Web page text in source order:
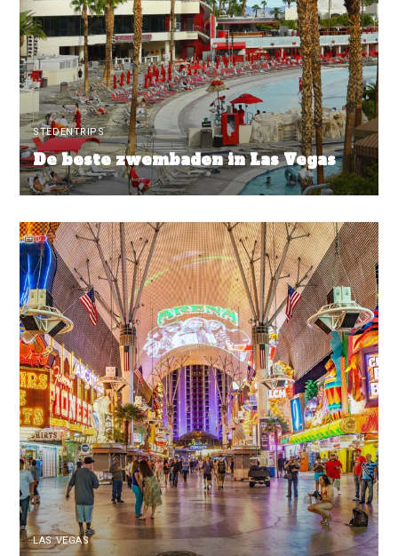
STEDENTRIPS
De beste zwembaden in Las Vegas
LAS VEGAS